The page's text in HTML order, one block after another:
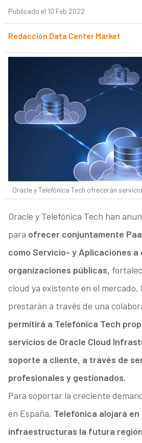
Publicado el 10 Feb 2022
Redacción Data Center Market
Oracle y Telefónica Tech ofrecerán
Oracle y Telefónica Tech han
para ofrecer conjuntamente
como Servicio- y Aplicaciones a
organizaciones públicas,
cloud ya existente en el mercado.
prestarán a través de una
permitirá a Telefónica Tech
servicios de Oracle Cloud
soporte a cliente, a través de
profesionales y gestionados.
Para soportar la creciente
en España, Telefónica alojará en
infraestructuras la futura región